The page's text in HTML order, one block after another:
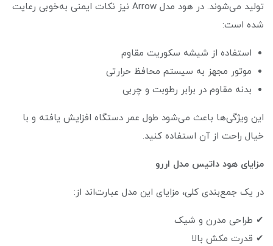
تولید می‌شوند. در هود مدل Arrow نیز نکات ایمنی به‌خوبی رعایت
شده است:
استفاده از شیشه سکوریت مقاوم
موتور مجهز به سیستم محافظ حرارتی
بدنه مقاوم در برابر رطوبت و چربی
این ویژگی‌ها باعث می‌شود طول عمر دستگاه افزایش یافته و با
خیال راحت از آن استفاده کنید.
مزایای هود داتیس مدل اررو
در یک جمع‌بندی کلی، مزایای این مدل عبارت‌اند از:
✔ طراحی مدرن و شیک
✔ قدرت مکش بالا